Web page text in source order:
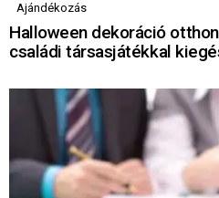
Ajándékozás
Halloween dekoráció
családi társasjátékkal